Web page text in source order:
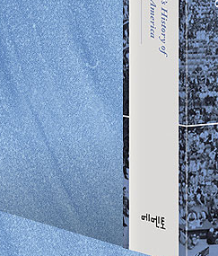
: 불타는 디트로이트
와 레드라이닝: 힙합과 레게의 등장
분노와 연대의 마이크를 들다
인 커뮤니티를 공격하다
여, 우리의 사랑이여
스트 포크의 시작
와 피트의 만남
종말